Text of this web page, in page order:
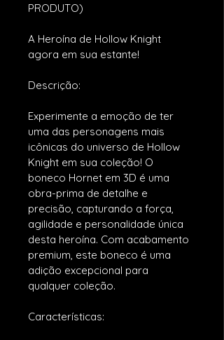
PRODUTO)
A Heroína de Hollow Knight
agora em sua estante!
Descrição:
Experimente a emoção de ter
uma das personagens mais
icônicas do universo de Hollow
Knight em sua coleção! O
boneco Hornet em 3D é uma
obra-prima de detalhe e
precisão, capturando a força,
agilidade e personalidade única
desta heroína. Com acabamento
premium, este boneco é uma
adição excepcional para
qualquer coleção.
Características: